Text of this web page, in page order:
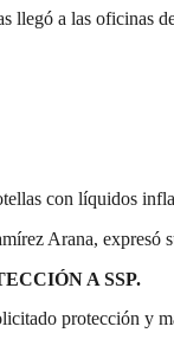
llegó a las
con líquidos
Arana, expresó
A SSP.
protección y